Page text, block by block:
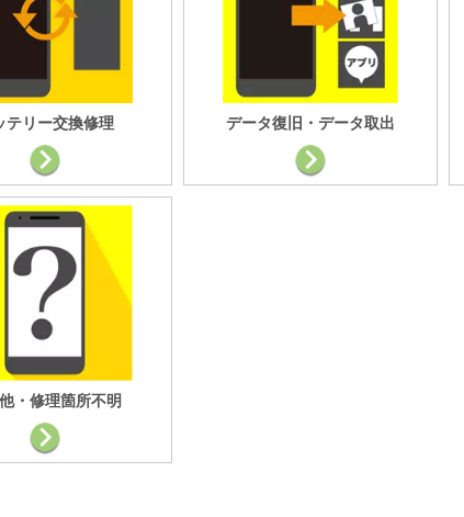
テリー交換修理 データ復旧・データ取出
・修理箇所不明